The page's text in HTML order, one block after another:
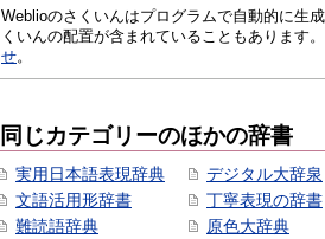
Weblioのさくいんはプログラムで自動的に生
くいんの配置が含まれていることもあります
せ。
同じカテゴリーのほかの辞書
実用日本語表現辞典
文語活用形辞書
難読語辞典
デジタル大辞泉
丁寧表現の辞書
原色大辞典